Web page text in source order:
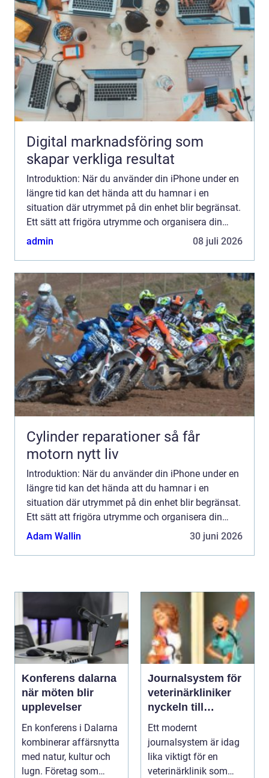
Digital marknadsföring som
skapar verkliga resultat
Introduktion: När du använder din iPhone under en
längre tid kan det hända att du hamnar i en
situation där utrymmet på din enhet blir begränsat.
Ett sätt att frigöra utrymme och organisera din
iPhone är att radera appar som du inte längre
admin 08 juli 2026
Cylinder reparationer så får
motorn nytt liv
Introduktion: När du använder din iPhone under en
längre tid kan det hända att du hamnar i en
situation där utrymmet på din enhet blir begränsat.
Ett sätt att frigöra utrymme och organisera din
iPhone är att radera appar som du inte längre
Adam Wallin 30 juni 2026
Konferens dalarna
när möten blir
upplevelser
En konferens i Dalarna
kombinerar affärsnytta
med natur, kultur och
lugn. Företag som
Journalsystem för
veterinärkliniker
nyckeln till
smidigare vardag
och säkrare vård
Ett modernt
journalsystem är idag
lika viktigt för en
veterinärklinik som